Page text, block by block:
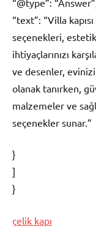
“@type”:
“text”: “Villa
seçenekleri,
ihtiyaçlarınızı
ve desenler,
olanak tanırken,
malzemeler ve
seçenekler sunar.”
}
]
}
çelik kapı